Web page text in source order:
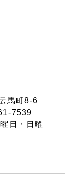
馬町8-6
7539
日・日曜